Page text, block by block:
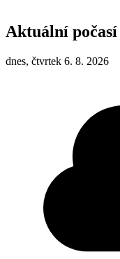
Aktuální počasí
dnes, čtvrtek 6. 8. 2026